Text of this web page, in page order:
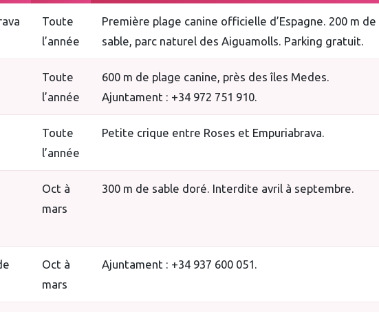
Toute
l’année
Première plage canine officielle d’Espagne. 200 m de
sable, parc naturel des Aiguamolls. Parking gratuit.
Toute
l’année
600 m de plage canine, près des îles Medes.
Ajuntament : +34 972 751 910.
Toute
l’année
Petite crique entre Roses et Empuriabrava.
Oct à
mars
300 m de sable doré. Interdite avril à septembre.
Oct à
mars
Ajuntament : +34 937 600 051.